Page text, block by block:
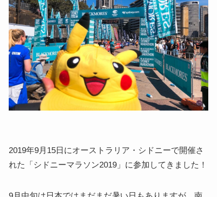
2019年9月15日にオーストラリア・シドニーで開催さ
れた「シドニーマラソン2019」に参加してきました！